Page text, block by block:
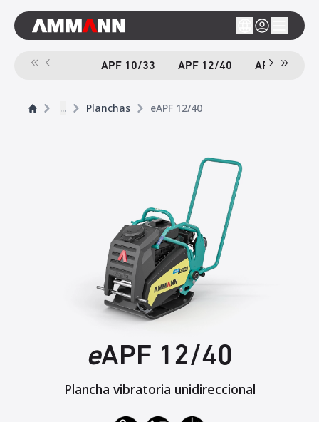
APF 10/33 APF 12/40 APF 12/40-
... Planchas eAPF 12/40
eAPF 12/40
Plancha vibratoria unidireccional